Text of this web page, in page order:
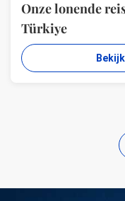
Onze lonende
Türkiye